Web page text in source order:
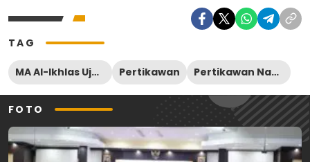
TAG
MA Al-Ikhlas Ujung Pertikawan Pertikawan Nasional 2024
FOTO